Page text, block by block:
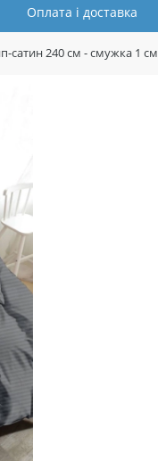
Оплата і доставка
сатин 240 см - смужка 1 см